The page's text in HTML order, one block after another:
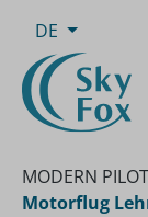
Zum Hauptinhalt
DE
MODERN
Motorflug